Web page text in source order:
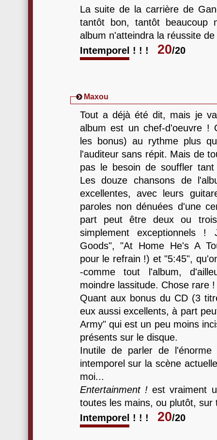
La suite de la carrière de
tantôt bon, tantôt beaucoup
album n'atteindra la réussite
Intemporel ! ! !
20/20
Maxou
Tout a déjà été dit, mais je
album est un chef-d'oeuvre !
les bonus) au rythme plus
l'auditeur sans répit. Mais de
pas le besoin de souffler
Les douze chansons de
excellentes, avec leurs
paroles non dénuées d'une
part peut être deux ou
simplement exceptionnels !
Goods", "At Home He's A
pour le refrain !) et "5:45",
-comme tout l'album,
moindre lassitude. Chose rare !
Quant aux bonus du CD (3
eux aussi excellents, à part
Army" qui est un peu moins
présents sur le disque.
Inutile de parler de l'énorme
intemporel sur la scène
moi...
Entertainment !est vraiment
toutes les mains, ou plutôt, sur
Intemporel ! ! !
20/20